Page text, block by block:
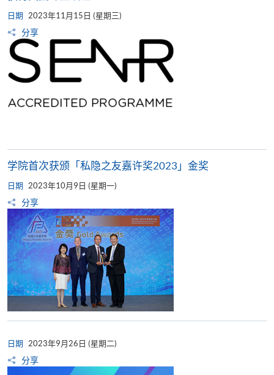
日期 2023年11月15日 (星期三)
分享
学院首次获颁「私隐之友嘉许奖2023」金奖
日期 2023年10月9日 (星期一)
分享
日期 2023年9月26日 (星期二)
分享